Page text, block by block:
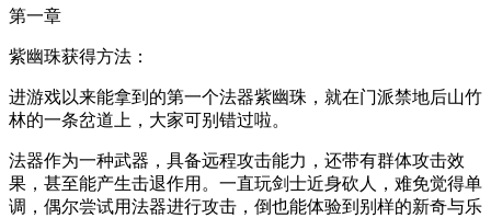
第一章
紫幽珠获得方法：
进游戏以来能拿到的第一个法器紫幽珠，就在门派禁地后山竹
林的一条岔道上，大家可别错过啦。
法器作为一种武器，具备远程攻击能力，还带有群体攻击效
果，甚至能产生击退作用。一直玩剑士近身砍人，难免觉得单
调，偶尔尝试用法器进行攻击，倒也能体验到别样的新奇与乐